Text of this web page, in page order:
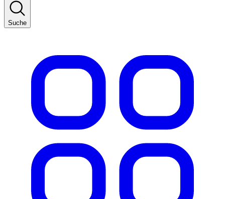
Suche